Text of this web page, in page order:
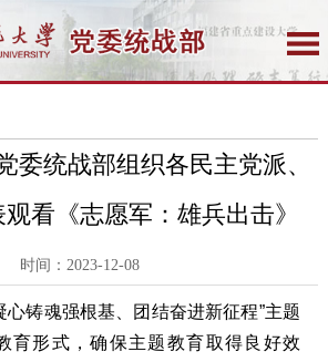
委统战部组织各民主党派、
看《志愿军：雄兵出击》
时间：2023-12-08
心铸魂强根基、团结奋进新征程”主题
育形式，确保主题教育取得良好效